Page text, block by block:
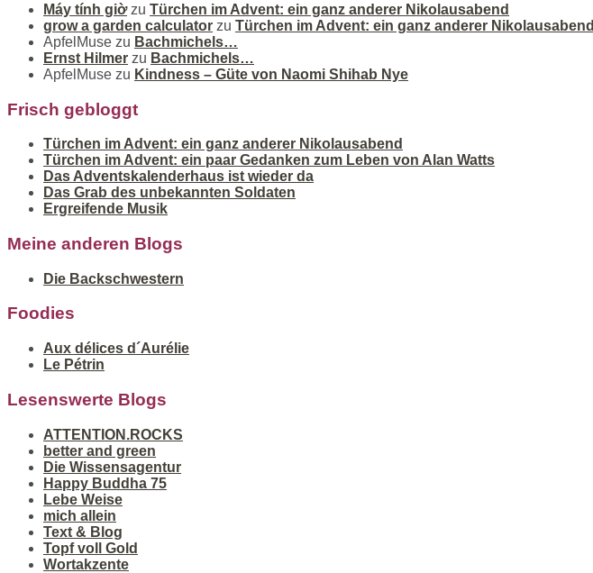
Máy tính giờzu Türchen im Advent: ein ganz anderer Nikolausabend
grow a garden calculator zu Türchen im Advent: ein ganz anderer Nikolausabend
ApfelMuse zu Bachmichels…
Ernst Hilmer zu Bachmichels…
ApfelMuse zu Kindness – Güte von Naomi Shihab Nye
Frisch gebloggt
Türchen im Advent: ein ganz anderer Nikolausabend
Türchen im Advent: ein paar Gedanken zum Leben von Alan Watts
Das Adventskalenderhaus ist wieder da
Das Grab des unbekannten Soldaten
Ergreifende Musik
Meine anderen Blogs
Die Backschwestern
Foodies
Aux délices d´Aurélie
Le Pétrin
Lesenswerte Blogs
ATTENTION.ROCKS
better and green
Die Wissensagentur
Happy Buddha 75
Lebe Weise
mich allein
Text & Blog
Topf voll Gold
Wortakzente